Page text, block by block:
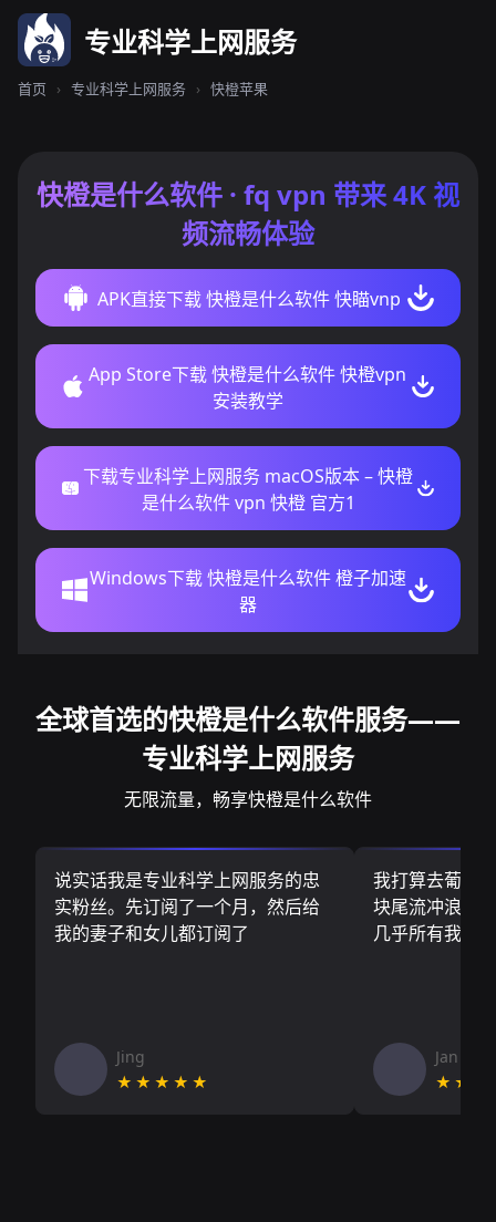
专业科学上网服务
首页 › 专业科学上网服务 › 快橙苹果
快橙是什么软件 · fq vpn 带来 4K 视
频流畅体验
APK直接下载 快橙是什么软件 快瞄vnp
App Store下载 快橙是什么软件 快橙vpn
安装教学
下载专业科学上网服务 macOS版本 – 快橙
是什么软件 vpn 快橙 官方1
Windows下载 快橙是什么软件 橙子加速
器
全球首选的快橙是什么软件服务——
专业科学上网服务
无限流量，畅享快橙是什么软件
说实话我是专业科学上网服务的忠
实粉丝。先订阅了一个月，然后给
我的妻子和女儿都订阅了
Jing
★★★★★
我打算去葡萄
块尾流冲浪板
几乎所有我需
Jan V